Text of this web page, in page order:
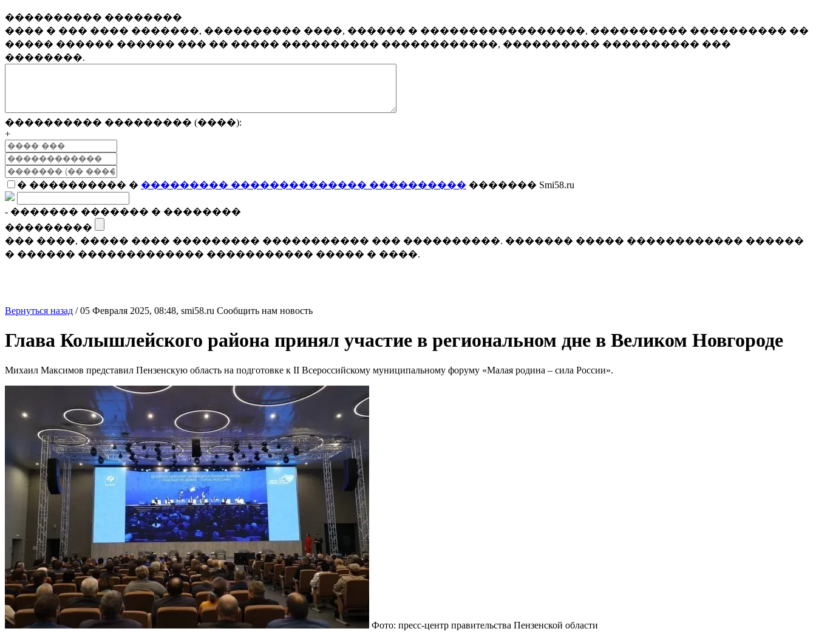
���������� ��������
���� � ��� ���� �������, ���������� ����, ������ � �����������������, ���������� ���������� ��
����� ������ ������ ��� �� ����� ���������� ������������, ���������� ���������� ���
��������.
���������� ��������� (����):
+
� ���������� � ��������� �������������� ���������� ������� Smi58.ru
- ������� ������� � ��������
���������
��� ����, ����� ���� ��������� ����������� ��� ����������. ������� ����� ������������ ������
� ������ ������������� ����������� ����� � ����.
Вернуться назад /05 Февраля 2025, 08:48, smi58.ru Сообщить нам новость
Глава Колышлейского района принял участие в региональном дне в Великом Новгороде
Михаил Максимов представил Пензенскую область на подготовке к II Всероссийскому муниципальному форуму «Малая родина – сила России».
Фото: пресс-центр правительства Пензенской области